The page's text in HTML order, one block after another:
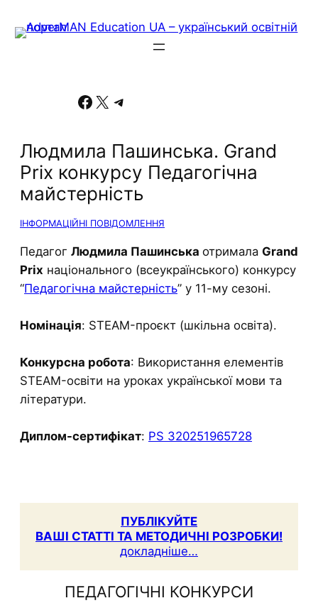
Facebook X Telegram
Людмила Пашинська. Grand
Prix конкурсу Педагогічна
майстерність
ІНФОРМАЦІЙНІ ПОВІДОМЛЕННЯ
Педагог Людмила Пашинська отримала Grand
Prix національного (всеукраїнського) конкурсу
“Педагогічна майстерність” у 11-му сезоні.
Номінація: STEAM-проєкт (шкільна освіта).
Конкурсна робота: Використання елементів
STEAM-освіти на уроках української мови та
літератури.
Диплом-сертифікат: PS 320251965728
ПУБЛІКУЙТЕ
ВАШІ СТАТТІ ТА МЕТОДИЧНІ РОЗРОБКИ!
докладніше…
ПЕДАГОГІЧНІ КОНКУРСИ